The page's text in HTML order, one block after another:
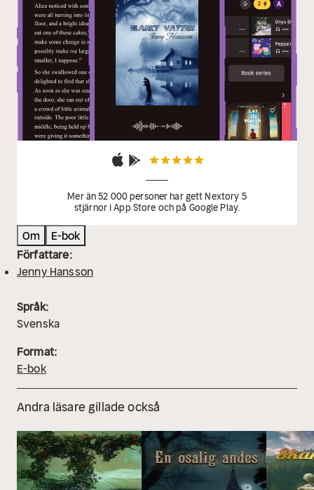
Mer än 52 000 personer har gett Nextory 5
stjärnor i App Store och på Google Play.
Om
E-bok
Författare:
Jenny Hansson
Språk:
Svenska
Format:
E-bok
Andra läsare gillade också